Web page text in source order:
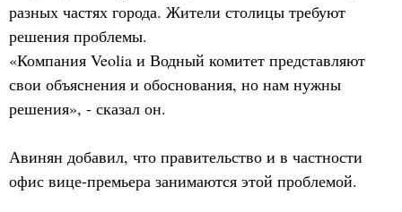
разных частях города. Жители столицы требуют
решения проблемы.
«Компания Veolia и Водный комитет представляют
свои объяснения и обоснования, но нам нужны
решения», - сказал он.
Авинян добавил, что правительство и в частности
офис вице-премьера занимаются этой проблемой.